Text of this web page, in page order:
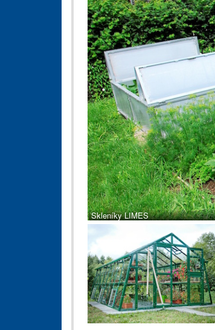
Skleníky LIMES